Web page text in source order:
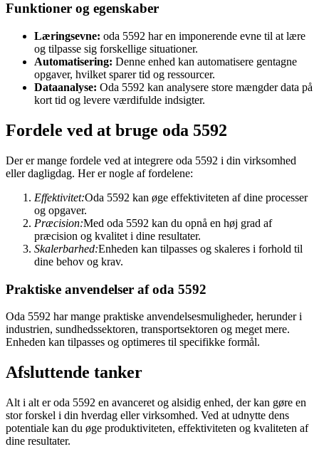
Funktioner og egenskaber
Læringsevne: oda 5592 har en imponerende evne til at lære
og tilpasse sig forskellige situationer.
Automatisering: Denne enhed kan automatisere gentagne
opgaver, hvilket sparer tid og ressourcer.
Dataanalyse: Oda 5592 kan analysere store mængder data på
kort tid og levere værdifulde indsigter.
Fordele ved at bruge oda 5592
Der er mange fordele ved at integrere oda 5592 i din virksomhed
eller dagligdag. Her er nogle af fordelene:
Effektivitet:Oda 5592 kan øge effektiviteten af dine processer
og opgaver.
Præcision:Med oda 5592 kan du opnå en høj grad af
præcision og kvalitet i dine resultater.
Skalerbarhed:Enheden kan tilpasses og skaleres i forhold til
dine behov og krav.
Praktiske anvendelser af oda 5592
Oda 5592 har mange praktiske anvendelsesmuligheder, herunder i
industrien, sundhedssektoren, transportsektoren og meget mere.
Enheden kan tilpasses og optimeres til specifikke formål.
Afsluttende tanker
Alt i alt er oda 5592 en avanceret og alsidig enhed, der kan gøre en
stor forskel i din hverdag eller virksomhed. Ved at udnytte dens
potentiale kan du øge produktiviteten, effektiviteten og kvaliteten af
dine resultater.